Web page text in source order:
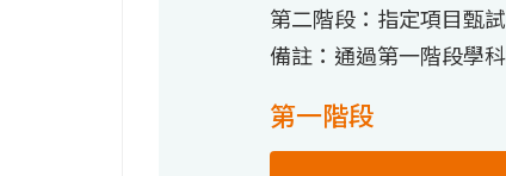
第二階段：指定項目甄試
備註：通過第一階段學
第一階段